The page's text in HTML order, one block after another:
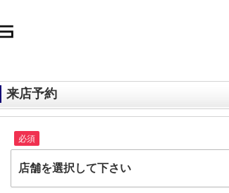
来店予約
必須
店舗を選択して下さい